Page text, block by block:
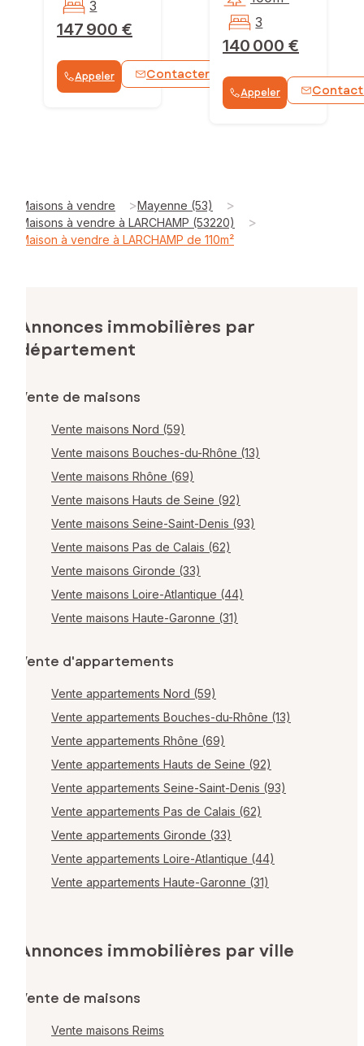
147 900 €
3
Appeler Contacter WhatsApp
140 000 €
3
Appeler
Maisons à vendre >Mayenne (53) >
Maisons à vendre à LARCHAMP (53220) >
Maison à vendre à LARCHAMP de 110m²
Annonces immobilières par
département
Vente de maisons
Vente maisons Nord (59)
Vente maisons Bouches-du-Rhône (13)
Vente maisons Rhône (69)
Vente maisons Hauts de Seine (92)
Vente maisons Seine-Saint-Denis (93)
Vente maisons Pas de Calais (62)
Vente maisons Gironde (33)
Vente maisons Loire-Atlantique (44)
Vente maisons Haute-Garonne (31)
Vente d'appartements
Vente appartements Nord (59)
Vente appartements Bouches-du-Rhône (13)
Vente appartements Rhône (69)
Vente appartements Hauts de Seine (92)
Vente appartements Seine-Saint-Denis (93)
Vente appartements Pas de Calais (62)
Vente appartements Gironde (33)
Vente appartements Loire-Atlantique (44)
Vente appartements Haute-Garonne (31)
Annonces immobilières par ville
Vente de maisons
Vente maisons Reims